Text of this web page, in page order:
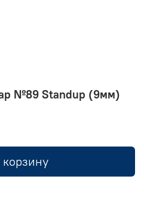
№89 Standup (9мм)
корзину